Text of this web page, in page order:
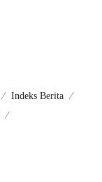
Indeks Berita